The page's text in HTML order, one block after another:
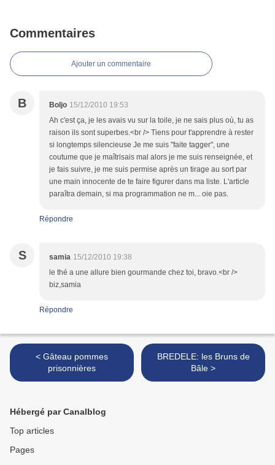
Commentaires
Ajouter un commentaire
B Boljo 15/12/2010 19:53
Ah c'est ça, je les avais vu sur la toile, je ne sais plus où, tu as
raison ils sont superbes.<br /> Tiens pour t'apprendre à rester
si longtemps silencieuse Je me suis "faite tagger", une
coutume que je maîtrisais mal alors je me suis renseignée, et
je fais suivre, je me suis permise après un tirage au sort par
une main innocente de te faire figurer dans ma liste. L'article
paraîtra demain, si ma programmation ne m... oie pas.
Répondre
S samia 15/12/2010 19:38
le thé a une allure bien gourmande chez toi, bravo.<br />
biz,samia
Répondre
< Gâteau pommes
prisonnières
BREDELE: les Bruns de
Bâle >
Hébergé par Canalblog
Top articles
Pages